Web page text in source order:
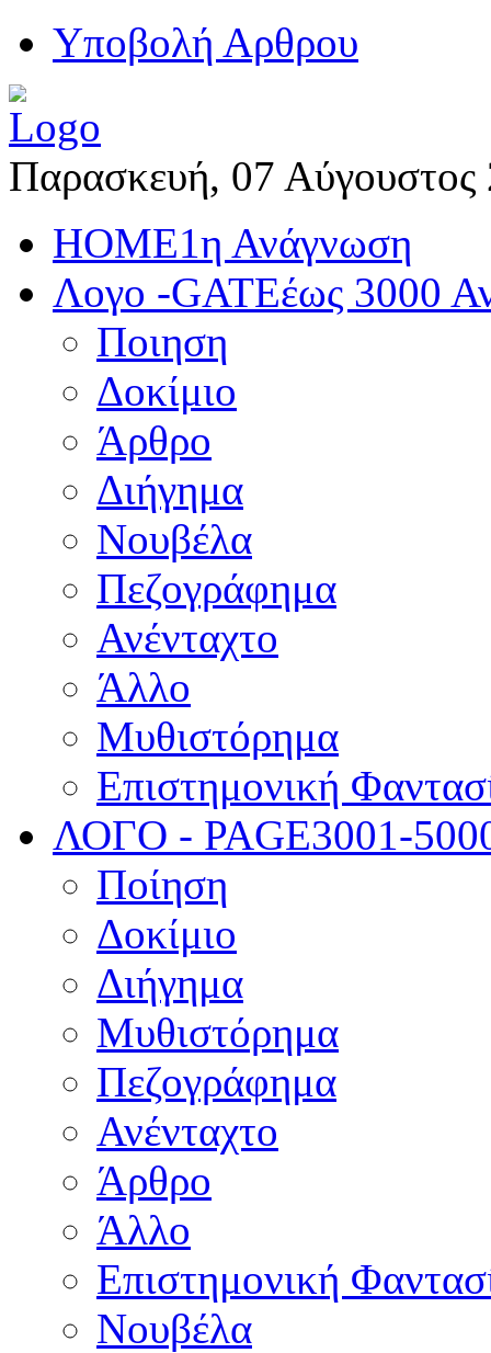
Yποβολή Αρθρου
Παρασκευή, 07 Αύγουστος
HOME1η Ανάγνωση
Λογο -GATEέως 3000
Ποιηση
Δοκίμιο
Άρθρο
Διήγημα
Νουβέλα
Πεζογράφημα
Ανένταχτο
Άλλο
Μυθιστόρημα
Επιστημονική
ΛΟΓΟ - PAGE3001-
Ποίηση
Δοκίμιο
Διήγημα
Μυθιστόρημα
Πεζογράφημα
Ανένταχτο
Άρθρο
Άλλο
Επιστημονική
Νουβέλα